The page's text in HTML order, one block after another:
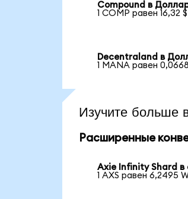
Compound в
1 COMP равен 16,32 $
Decentraland в
1 MANA равен
Изучите больше
Расширенные
Axie Infinity Shard
1 AXS равен 6,2495